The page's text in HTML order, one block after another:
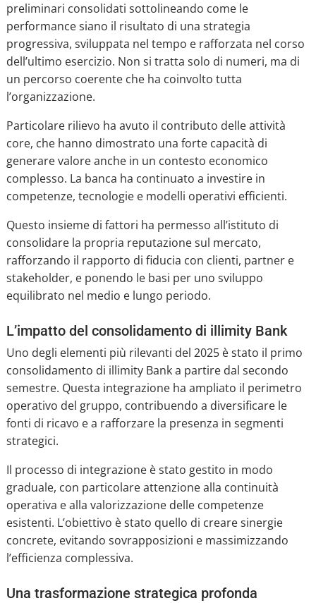
preliminari consolidati sottolineando come le
performance siano il risultato di una strategia
progressiva, sviluppata nel tempo e rafforzata nel corso
dell’ultimo esercizio. Non si tratta solo di numeri, ma di
un percorso coerente che ha coinvolto tutta
l’organizzazione.
Particolare rilievo ha avuto il contributo delle attività
core, che hanno dimostrato una forte capacità di
generare valore anche in un contesto economico
complesso. La banca ha continuato a investire in
competenze, tecnologie e modelli operativi efficienti.
Questo insieme di fattori ha permesso all’istituto di
consolidare la propria reputazione sul mercato,
rafforzando il rapporto di fiducia con clienti, partner e
stakeholder, e ponendo le basi per uno sviluppo
equilibrato nel medio e lungo periodo.
L’impatto del consolidamento di illimity Bank
Uno degli elementi più rilevanti del 2025 è stato il primo
consolidamento di illimity Bank a partire dal secondo
semestre. Questa integrazione ha ampliato il perimetro
operativo del gruppo, contribuendo a diversificare le
fonti di ricavo e a rafforzare la presenza in segmenti
strategici.
Il processo di integrazione è stato gestito in modo
graduale, con particolare attenzione alla continuità
operativa e alla valorizzazione delle competenze
esistenti. L’obiettivo è stato quello di creare sinergie
concrete, evitando sovrapposizioni e massimizzando
l’efficienza complessiva.
Una trasformazione strategica profonda